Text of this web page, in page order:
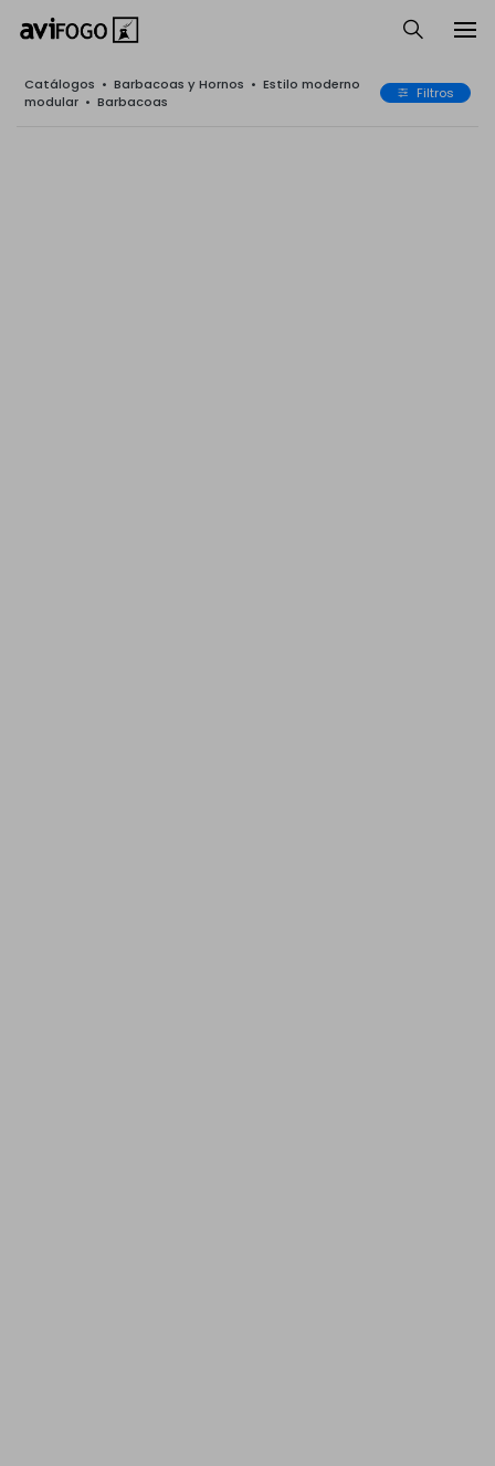
Catálogos • Barbacoas y Hornos • Estilo moderno
modular • Barbacoas Filtros